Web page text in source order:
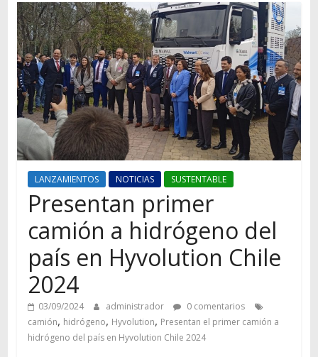
información
del
mundo
del
transporte
LANZAMIENTOS NOTICIAS SUSTENTABLE
Presentan primer
camión a hidrógeno del
país en Hyvolution Chile
2024
03/09/2024 administrador
0 comentarios
camión, hidrógeno, Hyvolution, Presentan el primer camión a
hidrógeno del país en Hyvolution Chile 2024